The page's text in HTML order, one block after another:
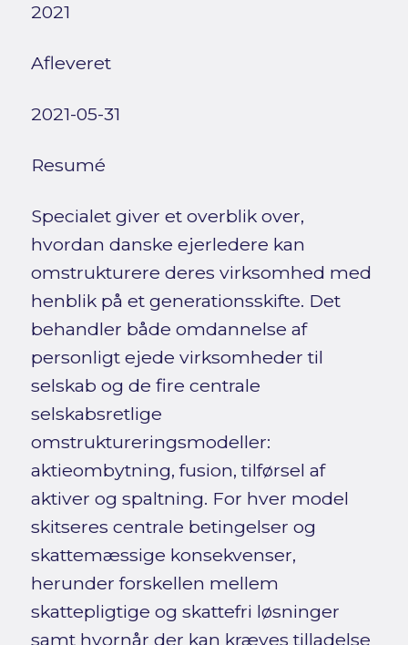
2021
Afleveret
2021-05-31
Resumé
Specialet giver et overblik over,
hvordan danske ejerledere kan
omstrukturere deres virksomhed med
henblik på et generationsskifte. Det
behandler både omdannelse af
personligt ejede virksomheder til
selskab og de fire centrale
selskabsretlige
omstruktureringsmodeller:
aktieombytning, fusion, tilførsel af
aktiver og spaltning. For hver model
skitseres centrale betingelser og
skattemæssige konsekvenser,
herunder forskellen mellem
skattepligtige og skattefri løsninger
samt hvornår der kan kræves tilladelse